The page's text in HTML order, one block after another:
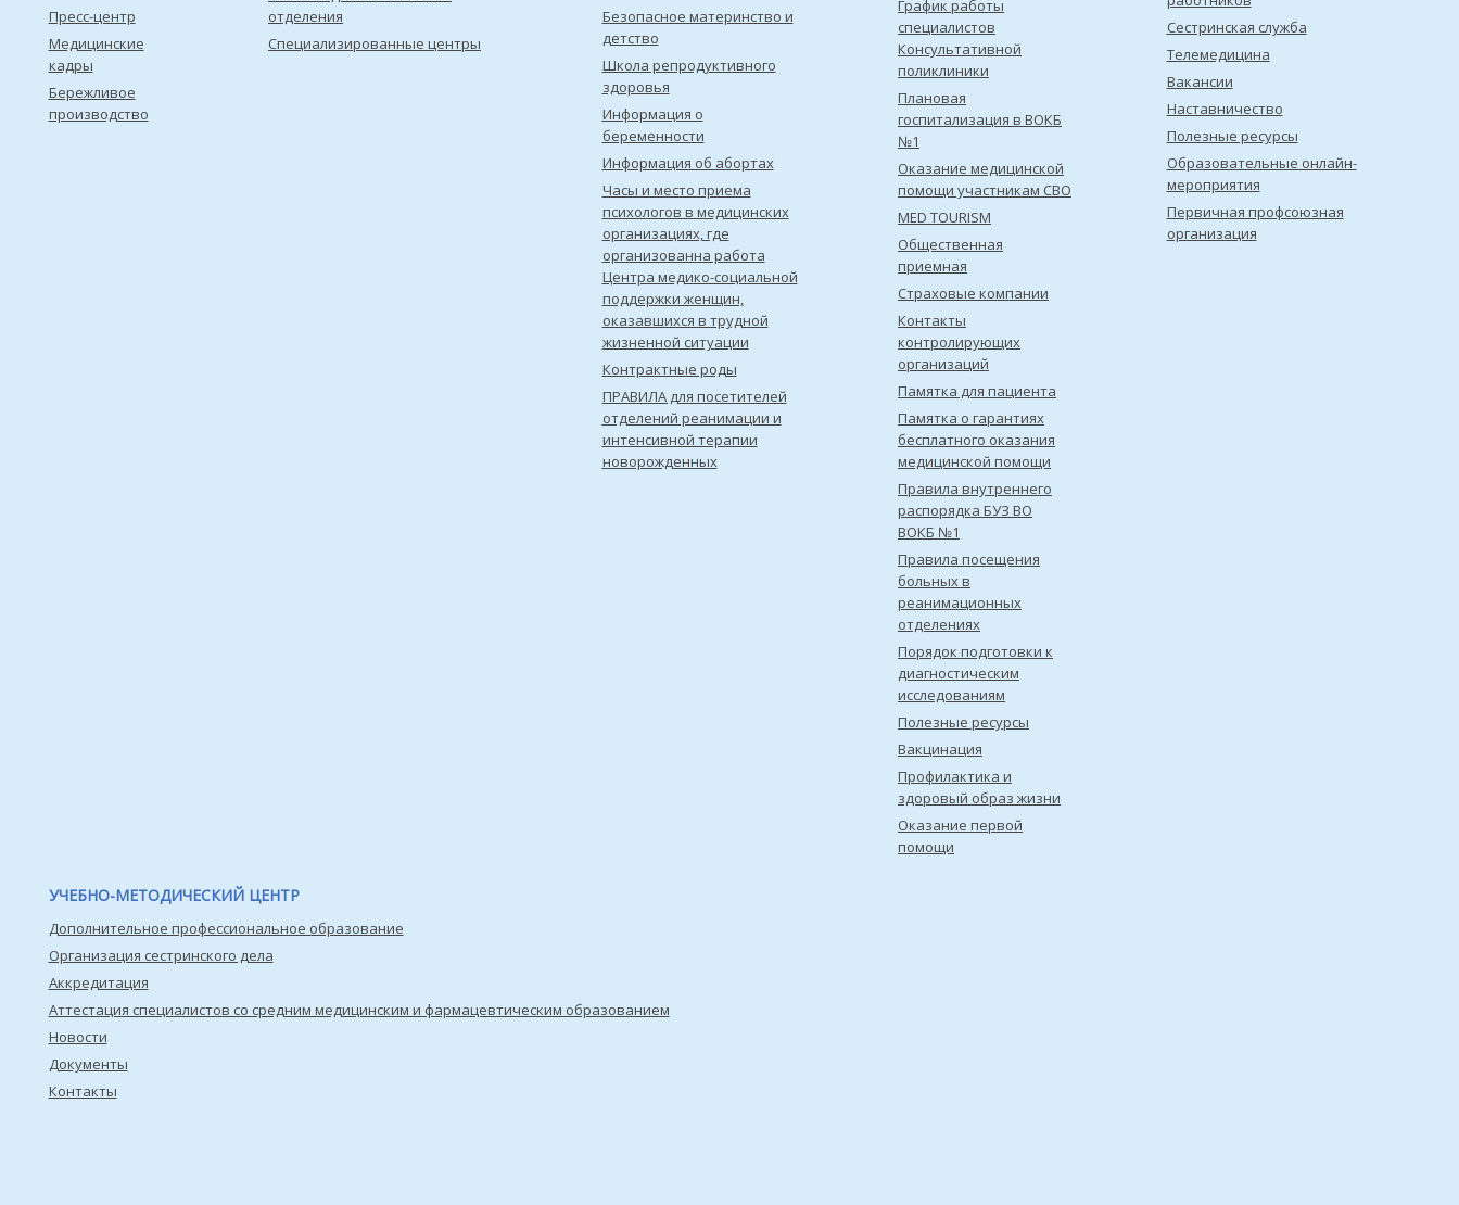
Пресс-центр
Медицинские
кадры
Бережливое
производство
отделения
Специализированные центры
Безопасное материнство и
детство
Школа репродуктивного
здоровья
Информация о
беременности
Информация об абортах
Часы и место приема
психологов в медицинских
организациях, где
организованна работа
Центра медико-социальной
поддержки женщин,
оказавшихся в трудной
жизненной ситуации
Контрактные роды
ПРАВИЛА для посетителей
отделений реанимации и
интенсивной терапии
новорожденных
График работы
специалистов
Консультативной
поликлиники
Плановая
госпитализация в ВОКБ
№1
Оказание медицинской
помощи участникам СВО
MED TOURISM
Общественная
приемная
Страховые компании
Контакты
контролирующих
организаций
Памятка для пациента
Памятка о гарантиях
бесплатного оказания
медицинской помощи
Правила внутреннего
распорядка БУЗ ВО
ВОКБ №1
Правила посещения
больных в
реанимационных
отделениях
Порядок подготовки к
диагностическим
исследованиям
Полезные ресурсы
Вакцинация
Профилактика и
здоровый образ жизни
Оказание первой
помощи
Сестринская служба
Телемедицина
Вакансии
Наставничество
Полезные ресурсы
Образовательные онлайн-
мероприятия
Первичная профсоюзная
организация
УЧЕБНО-МЕТОДИЧЕСКИЙ ЦЕНТР
Дополнительное профессиональное образование
Организация сестринского дела
Аккредитация
Аттестация специалистов со средним медицинским и фармацевтическим образованием
Новости
Документы
Контакты